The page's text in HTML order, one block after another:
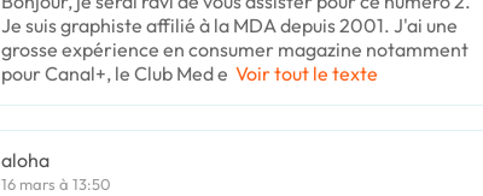
Je suis graphiste affilié à la MDA depuis 2001. J'ai une
grosse expérience en consumer magazine notamment
pour Canal+, le Club Med e Voir tout le texte
aloha
16 mars à 13:50